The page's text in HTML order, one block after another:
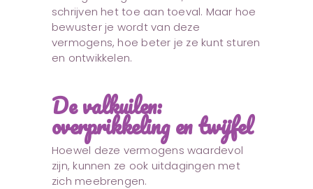
schrijven het toe aan toeval. Maar hoe
bewuster je wordt van deze
vermogens, hoe beter je ze kunt sturen
en ontwikkelen.
De valkuilen:
overprikkeling en twijfel
Hoewel deze vermogens waardevol
zijn, kunnen ze ook uitdagingen met
zich meebrengen.